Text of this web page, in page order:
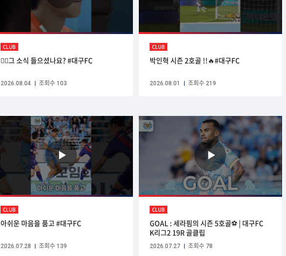
CLUB
☝🏻그 소식 들으셨나요? #대구FC
2026.08.04 조회수 103
CLUB
박인혁 시즌 2호골 !!🔥#대구FC
2026.08.01 조회수 219
CLUB
아쉬운 마음을 품고 #대구FC
2026.07.28 조회수 139
CLUB
GOAL : 세라핌의 시즌 5호골⚽ | 대구FC
K리그2 19R 골클립
2026.07.27 조회수 78